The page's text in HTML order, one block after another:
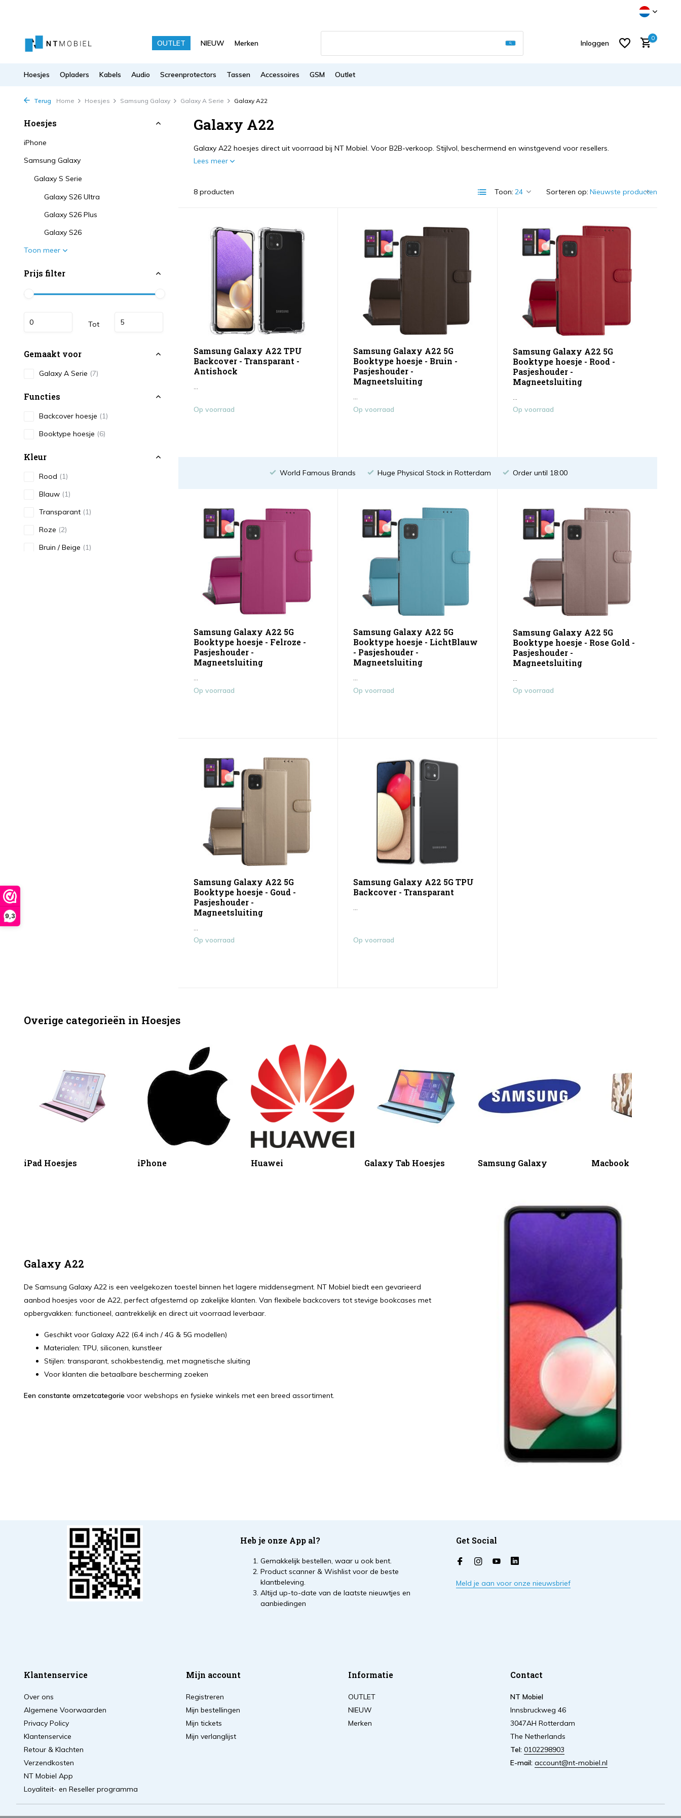
9,3
OUTLET NIEUW Merken
Gebruik de pijltjes op en neer om een
Inloggen
0
Hoesjes Opladers Kabels Audio Screenprotectors Tassen Accessoires GSM Outlet
Terug Home Hoesjes Samsung Galaxy Galaxy A Serie Galaxy A22
Hoesjes
iPhone
Samsung Galaxy
Galaxy S Serie
Galaxy S26 Ultra
Galaxy S26 Plus
Galaxy S26
Toon meer
Prijs filter
Tot
Gemaakt voor
Galaxy A Serie (7)
Functies
Backcover hoesje (1)
Booktype hoesje (6)
Kleur
Rood (1)
Blauw (1)
Transparant (1)
Roze (2)
Bruin / Beige (1)
Galaxy A22
Galaxy A22 hoesjes direct uit voorraad bij NT Mobiel. Voor B2B-verkoop. Stijlvol, beschermend en winstgevend voor resellers.
Lees meer
8 producten Toon: Sorteren op:
Samsung Galaxy A22 TPU
Backcover - Transparant -
Antishock
...
Op voorraad
Samsung Galaxy A22 5G
Booktype hoesje - Bruin -
Pasjeshouder -
Magneetsluiting
...
Op voorraad
Samsung Galaxy A22 5G
Booktype hoesje - Rood -
Pasjeshouder -
Magneetsluiting
...
Op voorraad
World Famous Brands Huge Physical Stock in Rotterdam Order until 18:00
Samsung Galaxy A22 5G
Booktype hoesje - Felroze -
Pasjeshouder -
Magneetsluiting
...
Op voorraad
Samsung Galaxy A22 5G
Booktype hoesje - LichtBlauw
- Pasjeshouder -
Magneetsluiting
...
Op voorraad
Samsung Galaxy A22 5G
Booktype hoesje - Rose Gold -
Pasjeshouder -
Magneetsluiting
...
Op voorraad
Samsung Galaxy A22 5G
Booktype hoesje - Goud -
Pasjeshouder -
Magneetsluiting
Op voorraad
Samsung Galaxy A22 5G TPU
Backcover - Transparant
Op voorraad
Overige categorieën in Hoesjes
iPad Hoesjes iPhone Huawei Galaxy Tab Hoesjes Samsung Galaxy Macbook
Galaxy A22
De Samsung Galaxy A22 is een veelgekozen toestel binnen het lagere middensegment. NT Mobiel biedt een gevarieerd
aanbod hoesjes voor de A22, perfect afgestemd op zakelijke klanten. Van flexibele backcovers tot stevige bookcases met
opbergvakken: functioneel, aantrekkelijk en direct uit voorraad leverbaar.
Geschikt voor Galaxy A22 (6.4 inch / 4G & 5G modellen)
Materialen: TPU, siliconen, kunstleer
Stijlen: transparant, schokbestendig, met magnetische sluiting
Voor klanten die betaalbare bescherming zoeken
Een constante omzetcategorie voor webshops en fysieke winkels met een breed assortiment.
Heb je onze App al?
Gemakkelijk bestellen, waar u ook bent.
Product scanner & Wishlist voor de beste
klantbeleving.
Altijd up-to-date van de laatste nieuwtjes en
aanbiedingen
Get Social
Meld je aan voor onze nieuwsbrief
Klantenservice
Over ons
Algemene Voorwaarden
Privacy Policy
Klantenservice
Retour & Klachten
Verzendkosten
NT Mobiel App
Loyaliteit- en Reseller programma
Mijn account
Registreren
Mijn bestellingen
Mijn tickets
Mijn verlanglijst
Informatie
OUTLET
NIEUW
Merken
Contact
NT Mobiel
Innsbruckweg 46
3047AH Rotterdam
The Netherlands
Tel: 0102298903
E-mail: account@nt-mobiel.nl